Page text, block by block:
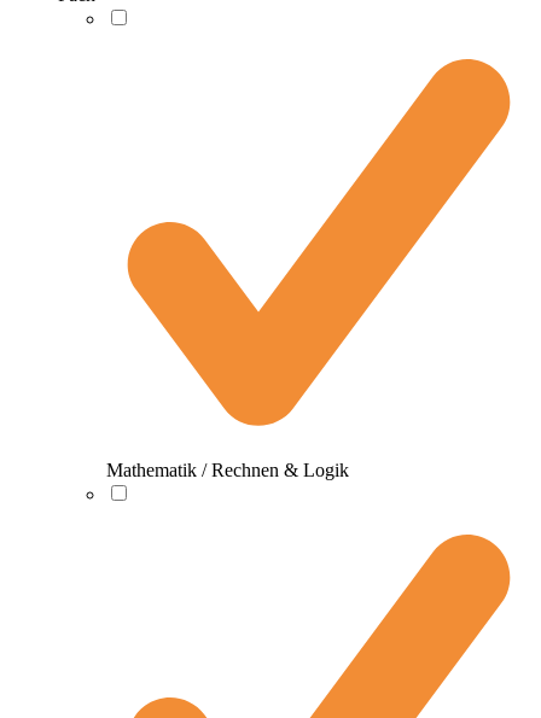
Mathematik / Rechnen & Logik